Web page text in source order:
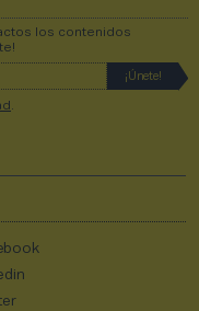
los contenidos
.